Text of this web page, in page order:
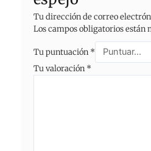
Tu dirección de correo
Los campos obligatorios están
Tu puntuación *
Tu valoración *